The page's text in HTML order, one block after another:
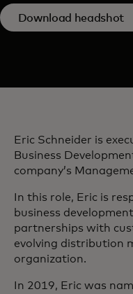
Download headshot
Eric Schneider is
Business
company’s
In this role, Eric is
business
partnerships with
evolving distribution
organization.
In 2019, Eric was